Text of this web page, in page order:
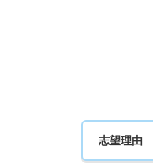
志望理由